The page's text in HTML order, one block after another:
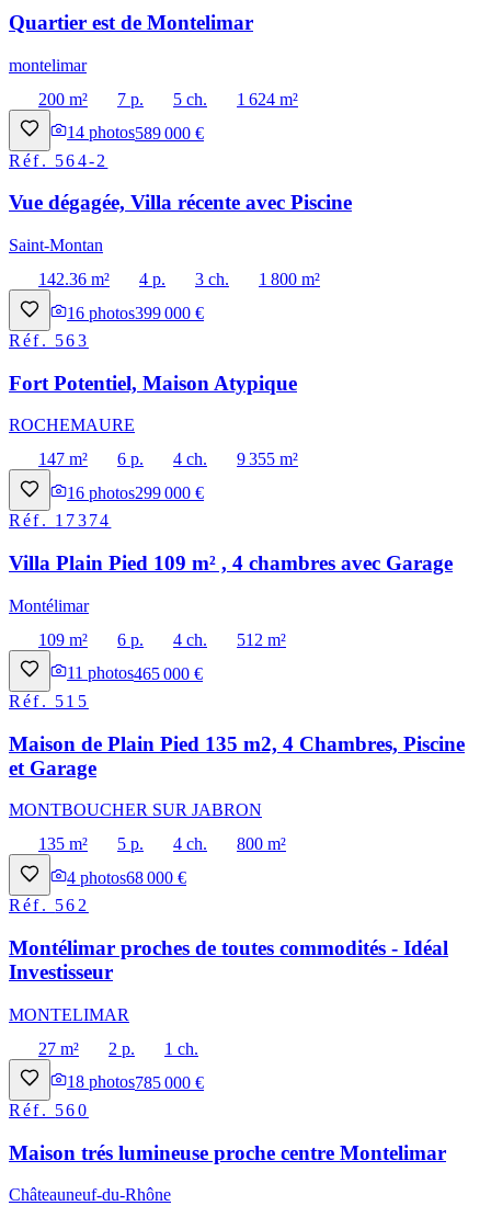
Quartier est de Montelimar
montelimar
200 m²
7 p. 5 ch.
1 624 m²
14 photos589 000 €
Réf. 564-2
Vue dégagée, Villa récente avec Piscine
Saint-Montan
142.36 m²
4 p. 3 ch.
1 800 m²
16 photos399 000 €
Réf. 563
Fort Potentiel, Maison Atypique
ROCHEMAURE
147 m²
6 p. 4 ch.
9 355 m²
16 photos299 000 €
Réf. 17374
Villa Plain Pied 109 m² , 4 chambres avec Garage
Montélimar
109 m²
6 p. 4 ch.
512 m²
11 photos465 000 €
Réf. 515
Maison de Plain Pied 135 m2, 4 Chambres, Piscine
et Garage
MONTBOUCHER SUR JABRON
135 m²
5 p. 4 ch.
800 m²
4 photos68 000 €
Réf. 562
Montélimar proches de toutes commodités - Idéal
Investisseur
MONTELIMAR
27 m²
2 p.
1 ch.
18 photos785 000 €
Réf. 560
Maison trés lumineuse proche centre Montelimar
Châteauneuf-du-Rhône